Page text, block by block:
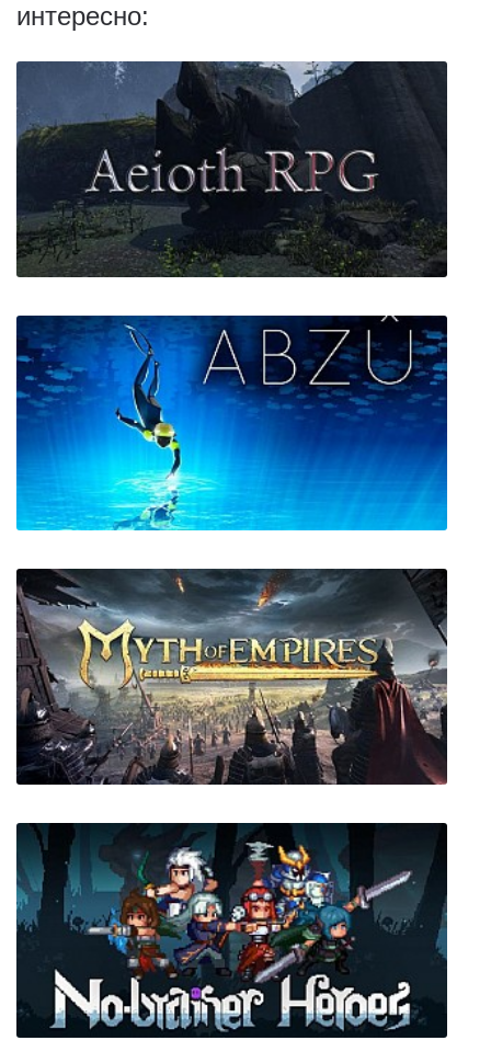
интересно:
Aeioth RPG
ABZU
Myth of Empires